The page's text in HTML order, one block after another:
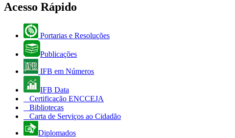
Acesso Rápido
Portarias e Resoluções
Publicações
IFB em Números
IFB Data
Certificação ENCCEJA
Bibliotecas
Carta de Serviços ao Cidadão
Diplomados